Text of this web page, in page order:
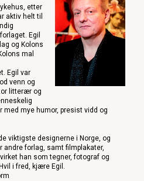
etter
aktiv helt til
Egil
og Kolons
mal
Egil var
venn og
litterær og
mye humor, presist vidd og
viktigste designerne i Norge, og
forlag, samt filmplakater,
han som tegner, fotograf og
i fred, kjære Egil.